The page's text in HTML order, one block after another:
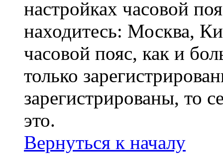
настройках часовой
находитесь: Москва,
часовой пояс, как и
только
зарегистрированы, то
это.
Вернуться к началу